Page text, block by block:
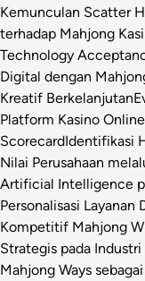
Kemunculan Scatter
terhadap Mahjong
Technology
Digital dengan
Kreatif Berkelanjutan
Platform Kasino
ScorecardIdentifikasi
Nilai Perusahaan
Artificial Intelligence
Personalisasi Layanan
Kompetitif Mahjong
Strategis pada
Mahjong Ways